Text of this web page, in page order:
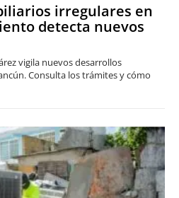
irregulares en
detecta nuevos
vigila nuevos desarrollos
Consulta los trámites y cómo